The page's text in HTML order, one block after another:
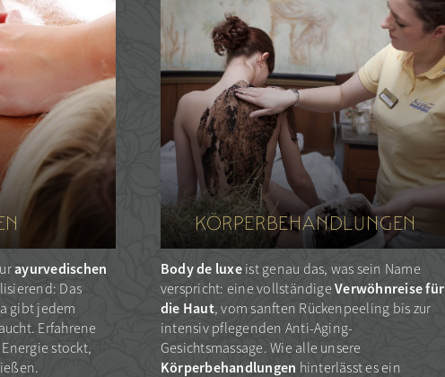
ayurvedischen
Das
gibt jedem
Erfahrene
stockt,
KÖRPERBEHANDLUNGEN
Body de luxeist genau das, was sein Name
verspricht: eine vollständigeVerwöhnreise für
die Haut, vom sanften Rückenpeeling bis zur
intensiv pflegenden Anti-Aging-
Gesichtsmassage. Wie alle unsere
Körperbehandlungen hinterlässt es ein